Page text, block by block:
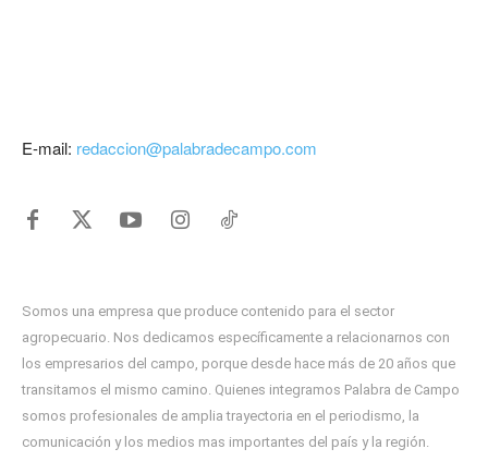
E-mail: redaccion@palabradecampo.com
Somos una empresa que produce contenido para el sector
agropecuario. Nos dedicamos específicamente a relacionarnos con
los empresarios del campo, porque desde hace más de 20 años que
transitamos el mismo camino. Quienes integramos Palabra de Campo
somos profesionales de amplia trayectoria en el periodismo, la
comunicación y los medios mas importantes del país y la región.